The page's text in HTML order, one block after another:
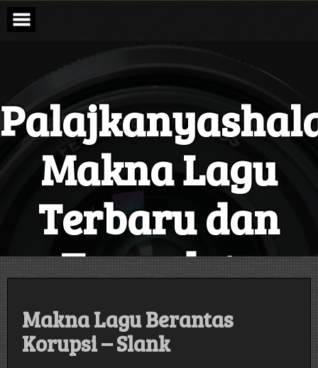
Skip
content
Makna Lagu
Terbaru dan
Terupdate
Setiap Hari
Makna Lagu Berantas
Korupsi – Slank